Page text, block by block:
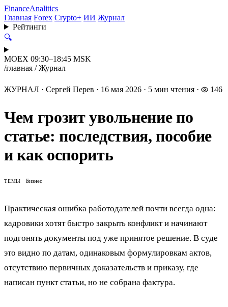
FinanceAnalitics
Главная Forex Crypto+ ИИ Журнал
Рейтинги
🔍
MOEX 09:30–18:45 MSK
/главная / Журнал
ЖУРНАЛ · Сергей Перев · 16 мая 2026 · 5 мин чтения · 146
Чем грозит увольнение по
статье: последствия, пособие
и как оспорить
ТЕМЫ Бизнес
Практическая ошибка работодателей почти всегда одна:
кадровики хотят быстро закрыть конфликт и начинают
подгонять документы под уже принятое решение. В суде
это видно по датам, одинаковым формулировкам актов,
отсутствию первичных доказательств и приказу, где
написан пункт статьи, но не собрана фактура.